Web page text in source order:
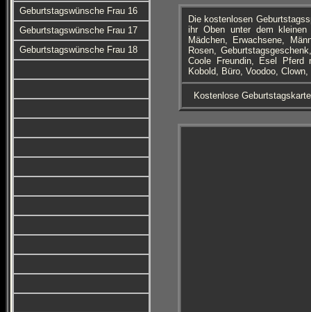
Geburtstagswünsche Frau 16
Geburtstagswünsche Frau 17
Geburtstagswünsche Frau 18
Die kostenlosen
ihr Oben unter dem
Mädchen, Erwachsene,
Rosen,
Coole Freundin, Esel Pferd
Kobold, Büro, Voodoo,
Kostenlose